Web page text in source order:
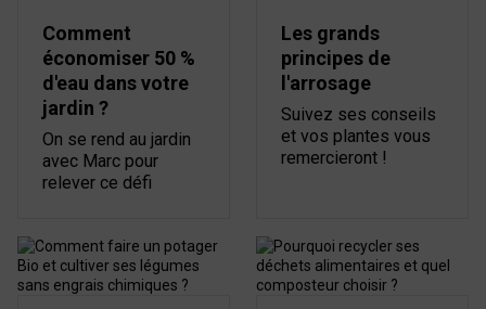
Comment
économiser 50 %
d'eau dans votre
jardin ?
On se rend au jardin
avec Marc pour
relever ce défi
Les grands
principes de
l'arrosage
Suivez ses conseils
et vos plantes vous
remercieront !